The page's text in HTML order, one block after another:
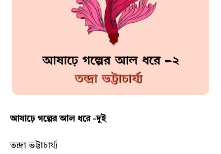
আষাঢ়ে গল্পের আল ধরে -দুই
তন্দ্রা ভট্টাচার্য্য